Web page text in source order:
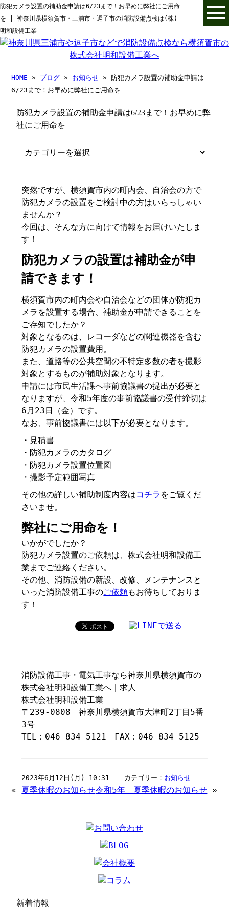
防犯カメラ設置の補助金申請は6/23まで！お早めに弊社にご用命
を | 神奈川県横須賀市・三浦市・逗子市の消防設備点検は(株)
明和設備工業
HOME » ブログ » お知らせ » 防犯カメラ設置の補助金申請は
6/23まで！お早めに弊社にご用命を
防犯カメラ設置の補助金申請は6/23まで！お早めに弊
社にご用命を
突然ですが、横須賀市内の町内会、自治会の方で
防犯カメラの設置をご検討中の方はいらっしゃい
ませんか？
今回は、そんな方に向けて情報をお届けいたしま
す！
防犯カメラの設置は補助金が申
請できます！
横須賀市内の町内会や自治会などの団体が防犯カ
メラを設置する場合、補助金が申請できることを
ご存知でしたか？
対象となるのは、レコーダなどの関連機器を含む
防犯カメラの設置費用。
また、道路等の公共空間の不特定多数の者を撮影
対象とするものが補助対象となります。
申請には市民生活課へ事前協議書の提出が必要と
なりますが、令和5年度の事前協議書の受付締切は
6月23日（金）です。
なお、事前協議書には以下が必要となります。
・見積書
・防犯カメラのカタログ
・防犯カメラ設置位置図
・撮影予定範囲写真
その他の詳しい補助制度内容はコチラ をご覧くだ
さいませ。
弊社にご用命を！
いかがでしたか？
防犯カメラ設置のご依頼は、株式会社明和設備工
業までご連絡ください。
その他、消防設備の新設、改修、メンテナンスと
いった消防設備工事のご依頼もお待ちしておりま
す！
消防設備工事・電気工事なら神奈川県横須賀市の
株式会社明和設備工業へ｜求人
株式会社明和設備工業
〒239-0808 神奈川県横須賀市大津町2丁目5番
3号
TEL：046-834-5121 FAX：046-834-5125
2023年6月12日(月) 10:31 ｜ カテゴリー： お知らせ
« 夏季休暇のお知らせ令和5年 夏季休暇のお知らせ »
新着情報